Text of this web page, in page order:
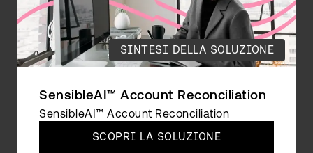
SINTESI DELLA SOLUZIONE
SensibleAI™ Account Reconciliation
SensibleAI™ Account Reconciliation
SCOPRI LA SOLUZIONE